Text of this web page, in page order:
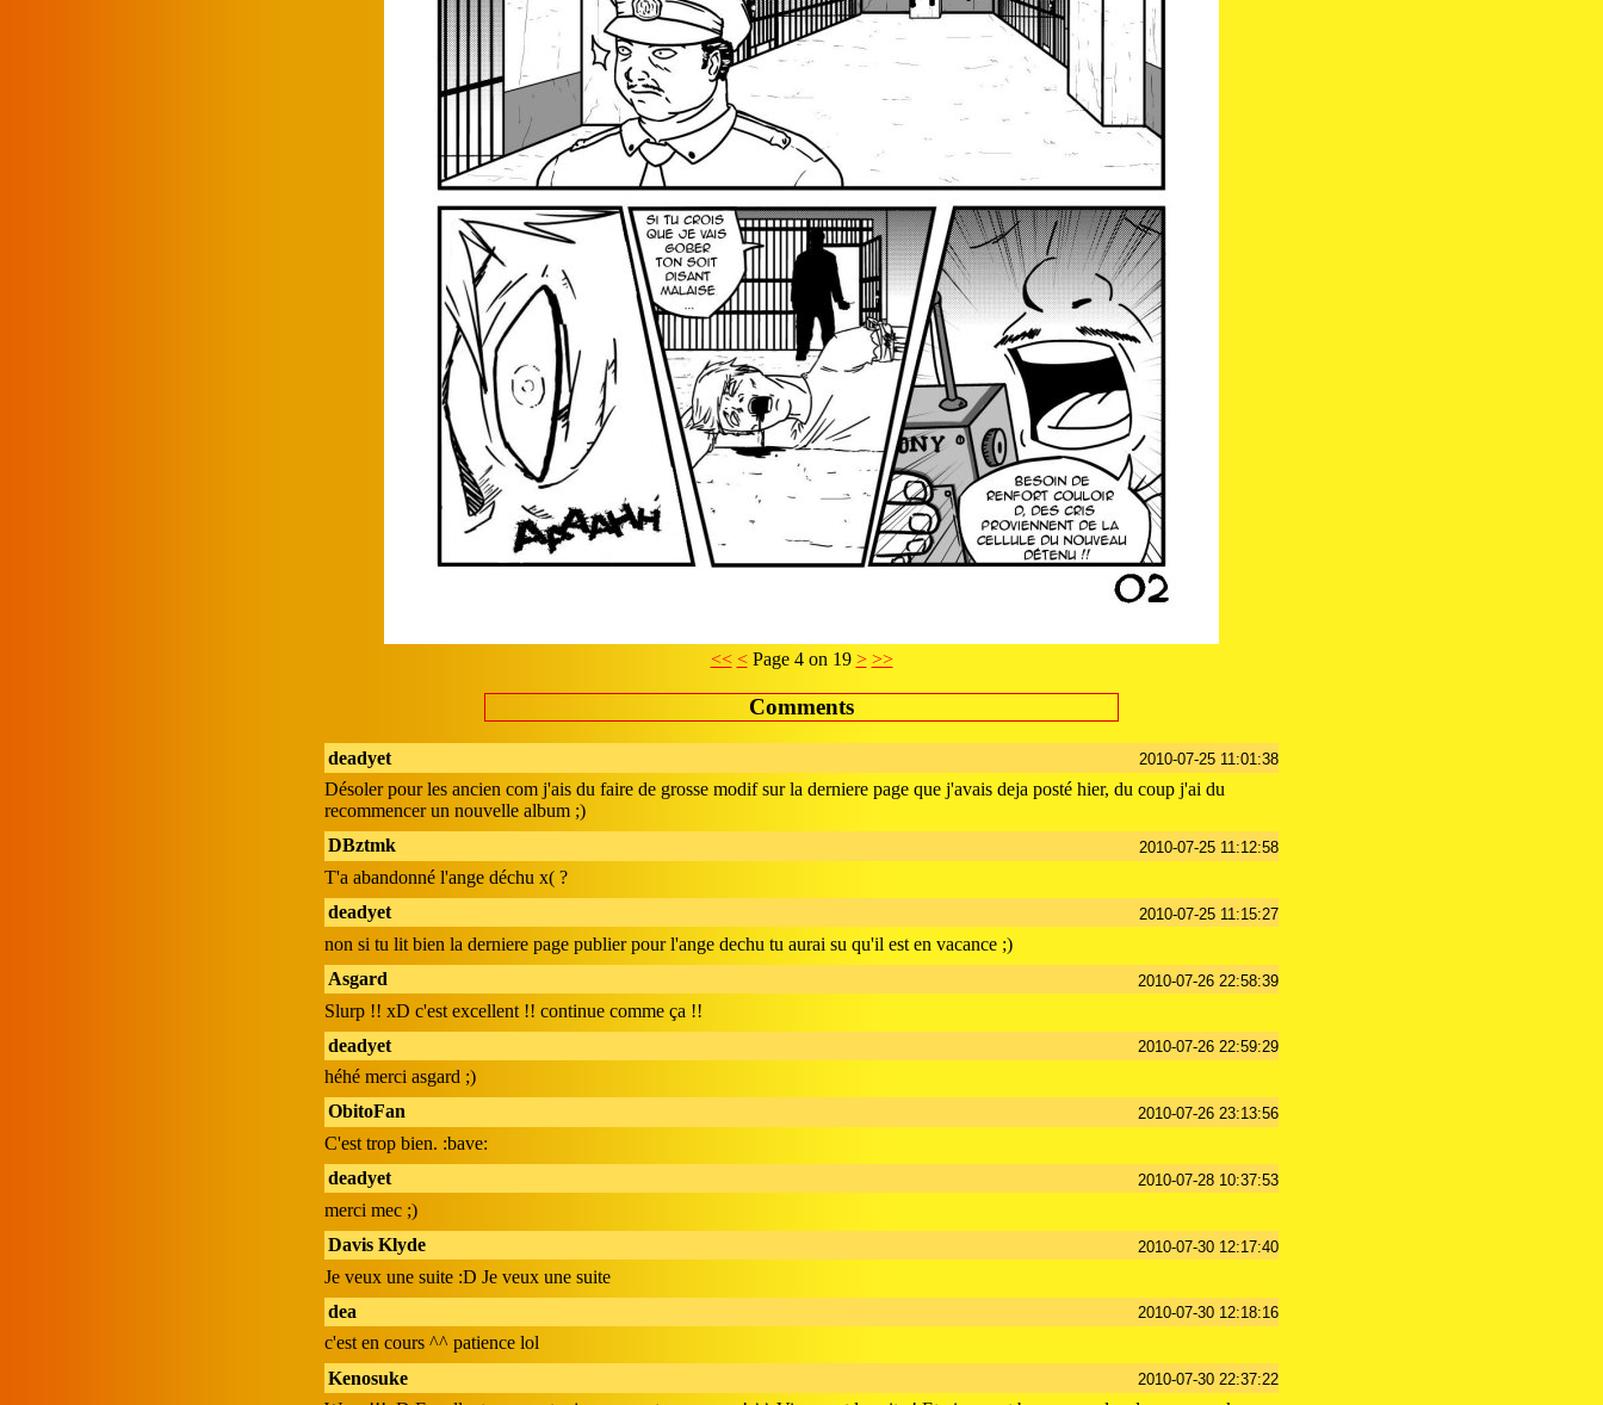
<< <Page 4 on 19 > >>
Comments
deadyet 2010-07-25 11:01:38
Désoler pour les ancien com j'ais du faire de grosse modif sur la derniere page que j'avais deja posté hier, du coup j'ai du
recommencer un nouvelle album ;)
DBztmk
2010-07-25 11:12:58
T'a abandonné l'ange déchu x( ?
deadyet
2010-07-25 11:15:27
non si tu lit bien la derniere page publier pour l'ange dechu tu aurai su qu'il est en vacance ;)
Asgard
2010-07-26 22:58:39
Slurp !! xD c'est excellent !! continue comme ça !!
deadyet
2010-07-26 22:59:29
héhé merci asgard ;)
ObitoFan
2010-07-26 23:13:56
C'est trop bien. :bave:
deadyet
2010-07-28 10:37:53
merci mec ;)
Davis Klyde
2010-07-30 12:17:40
Je veux une suite :D Je veux une suite
dea
2010-07-30 12:18:16
c'est en cours ^^ patience lol
Kenosuke
2010-07-30 22:37:22